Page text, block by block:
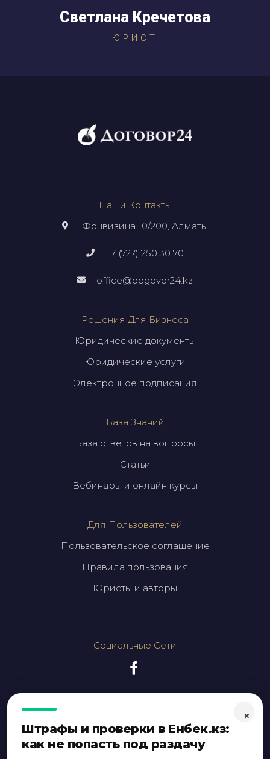
Светлана Кречетова
ЮРИСТ
Наши Контакты
Фонвизина 10/200, Алматы
+7 (727) 250 30 70
office@dogovor24.kz
Решения Для Бизнеса
Юридические документы
Юридические услуги
Электронное подписания
База Знаний
База ответов на вопросы
Статьи
Вебинары и онлайн курсы
Для Пользователей
Пользовательское соглашение
Правила пользования
Юристы и авторы
Социальные Сети
×
Штрафы и проверки в Енбек.кз:
как не попасть под раздачу